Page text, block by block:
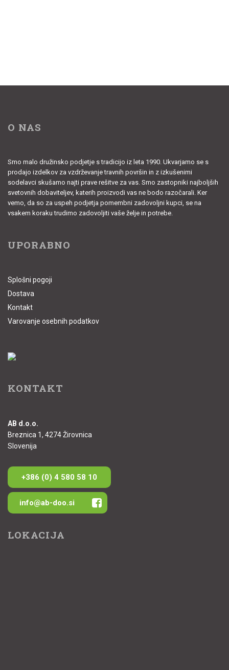
O NAS
Smo malo družinsko podjetje s tradicijo iz leta 1990. Ukvarjamo se s
prodajo izdelkov za vzdrževanje travnih površin in z izkušenimi
sodelavci skušamo najti prave rešitve za vas. Smo zastopniki najboljših
svetovnih dobaviteljev, katerih proizvodi vas ne bodo razočarali. Ker
vemo, da so za uspeh podjetja pomembni zadovoljni kupci, se na
vsakem koraku trudimo zadovoljiti vaše želje in potrebe.
UPORABNO
Splošni pogoji
Dostava
Kontakt
Varovanje osebnih podatkov
KONTAKT
AB d.o.o.
Breznica 1, 4274 Žirovnica
Slovenija
+386 (0) 4 580 58 10
info@ab-doo.si
LOKACIJA